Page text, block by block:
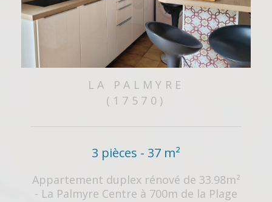
LA PALMYRE
(17570)
3 pièces - 37 m²
Appartement duplex rénové de 33.98m²
- La Palmyre Centre à 700m de la Plage